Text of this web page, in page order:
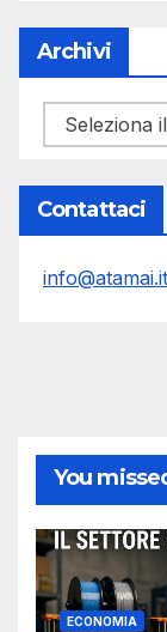
Archivi
Archivi
Contattaci
info@atamai.it
You
ECONOMIA